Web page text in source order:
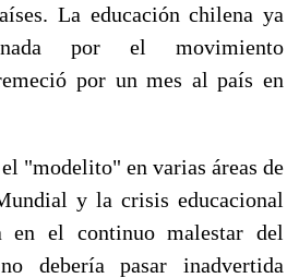
La educación chilena ya
por el movimiento
por un mes al país en
"modelito" en varias áreas de
y la crisis educacional
en el continuo malestar del
debería pasar inadvertida